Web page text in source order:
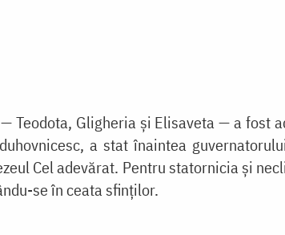
Gligheria și Elisaveta — a fost
a stat înaintea
Cel adevărat. Pentru statornicia și
se în ceata sfinților.